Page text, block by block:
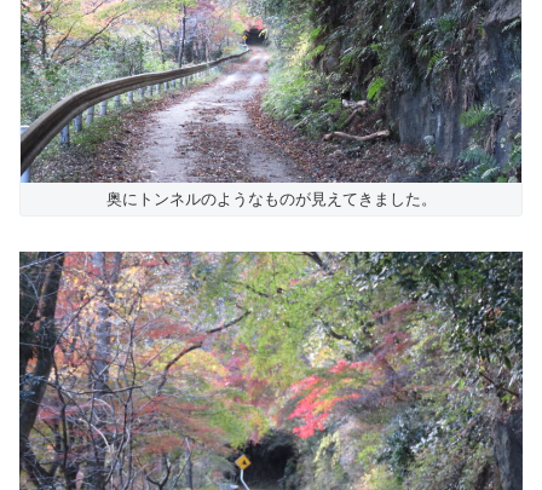
奥にトンネルのようなものが見えてきました。